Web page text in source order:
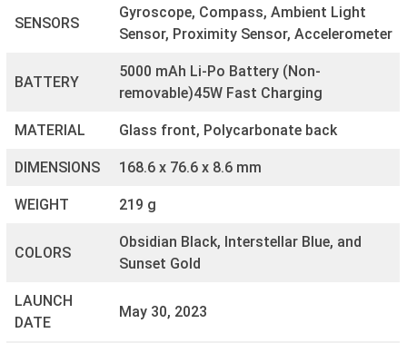
SENSORS
Gyroscope, Compass, Ambient Light
Sensor, Proximity Sensor, Accelerometer
BATTERY
5000 mAh Li-Po Battery (Non-
removable)45W Fast Charging
MATERIAL Glass front, Polycarbonate back
DIMENSIONS 168.6 x 76.6 x 8.6 mm
WEIGHT 219 g
COLORS
Obsidian Black, Interstellar Blue, and
Sunset Gold
LAUNCH
DATE
May 30, 2023